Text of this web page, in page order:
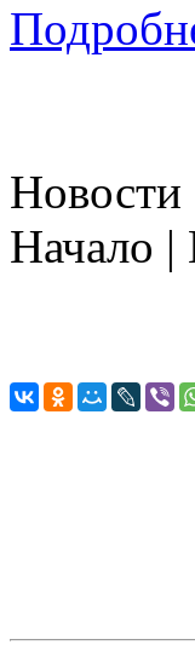
Новости
Начало |